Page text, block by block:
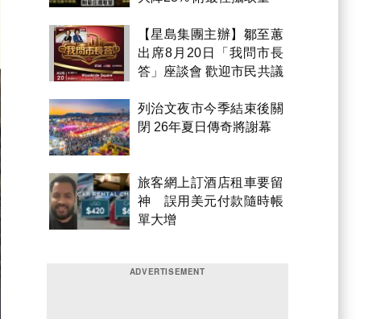
【星島集團主辦】鄒至蕙
出席8月20日「我問市長
答」座談會 歡迎市民共議
列治文夜市今季結束後關
閉 26年夏日傳奇將謝幕
旅客網上訂酒店租車要留
神 誤用美元付款隨時帳
單大增